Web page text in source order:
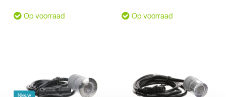
Op voorraad Op voorraad
Nieuw